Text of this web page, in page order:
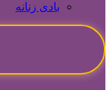
بادی زنانه